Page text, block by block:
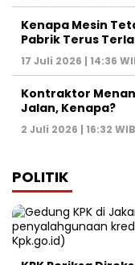
Kenapa Mesin
Pabrik Terus
17 Juli 2026 | 14:36
Kontraktor
Jalan, Kenapa?
2 Juli 2026 | 16:32 WIB
POLITIK